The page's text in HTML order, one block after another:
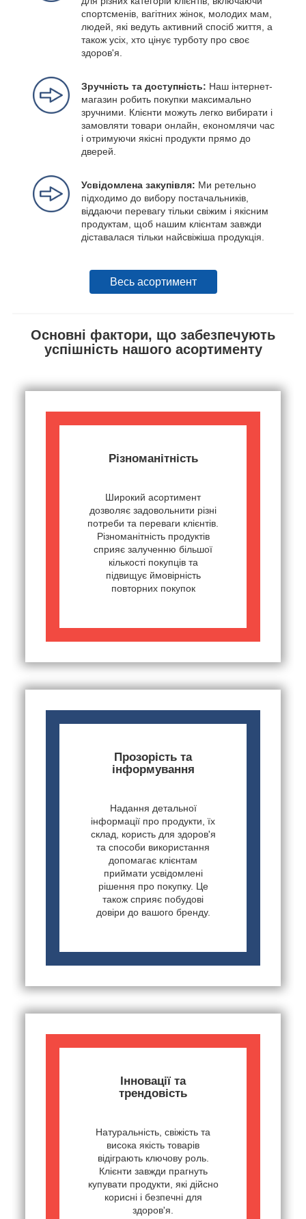
спортсменів, вагітних жінок, молодих мам,
людей, які ведуть активний спосіб життя, а
також усіх, хто цінує турботу про своє
здоров'я.
Зручність та доступність: Наш інтернет-
магазин робить покупки максимально
зручними. Клієнти можуть легко вибирати і
замовляти товари онлайн, економлячи час
і отримуючи якісні продукти прямо до
дверей.
Усвідомлена закупівля: Ми ретельно
підходимо до вибору постачальників,
віддаючи перевагу тільки свіжим і якісним
продуктам, щоб нашим клієнтам завжди
діставалася тільки найсвіжіша продукція.
Весь асортимент
Основні фактори, що забезпечують
успішність нашого асортименту
Різноманітність
Широкий асортимент
дозволяє задовольнити різні
потреби та переваги клієнтів.
Різноманітність продуктів
сприяє залученню більшої
кількості покупців та
підвищує ймовірність
повторних покупок
Прозорість та
інформування
Надання детальної
інформації про продукти, їх
склад, користь для здоров'я
та способи використання
допомагає клієнтам
приймати усвідомлені
рішення про покупку. Це
також сприяє побудові
довіри до вашого бренду.
Інновації та
трендовість
Натуральність, свіжість та
висока якість товарів
відіграють ключову роль.
Клієнти завжди прагнуть
купувати продукти, які дійсно
корисні і безпечні для
здоров'я.